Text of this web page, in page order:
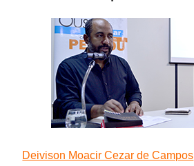
Deivison Moacir Cezar de Campos